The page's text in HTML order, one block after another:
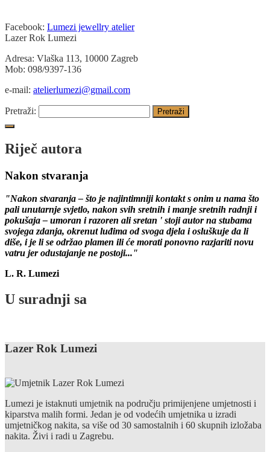
Facebook: Lumezi jewellry atelier
Lazer Rok Lumezi
Adresa: Vlaška 113, 10000 Zagreb
Mob: 098/9397-136
e-mail: atelierlumezi@gmail.com
Pretraži:
Riječ autora
Nakon stvaranja
"Nakon stvaranja – što je najintimniji kontakt s onim u nama što
pali unutarnje svjetlo, nakon svih sretnih i manje sretnih radnji i
pokušaja – umoran i razoren ali sretan ' stoji autor na stubama
svojega zdanja, okrenut luđima od svoga djela i osluškuje da li
diše, i je li se održao plamen ili će morati ponovno razjariti novu
vatru jer odustajanje ne postoji..."
L. R. Lumezi
U suradnji sa
Lazer Rok Lumezi
Lumezi je istaknuti umjetnik na području primijenjene umjetnosti i
kiparstva malih formi. Jedan je od vodećih umjetnika u izradi
umjetničkog nakita, sa više od 30 samostalnih i 60 skupnih izložaba
nakita. Živi i radi u Zagrebu.